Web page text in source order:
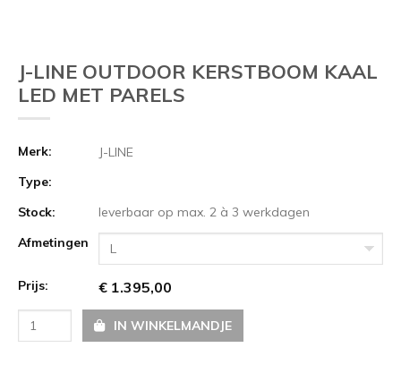
J-LINE OUTDOOR KERSTBOOM KAAL
LED MET PARELS
Merk:
J-LINE
Type:
Stock:
leverbaar op max. 2 à 3 werkdagen
Afmetingen
L
Prijs: € 1.395,00
IN WINKELMANDJE